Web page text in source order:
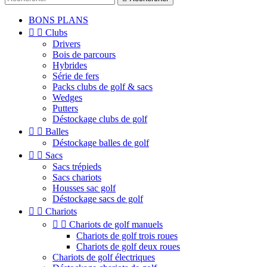
BONS PLANS
  Clubs
Drivers
Bois de parcours
Hybrides
Série de fers
Packs clubs de golf & sacs
Wedges
Putters
Déstockage clubs de golf
  Balles
Déstockage balles de golf
  Sacs
Sacs trépieds
Sacs chariots
Housses sac golf
Déstockage sacs de golf
  Chariots
  Chariots de golf manuels
Chariots de golf trois roues
Chariots de golf deux roues
Chariots de golf électriques